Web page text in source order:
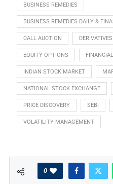
BUSINESS REMEDIES
BUSINESS REMEDIES DAILY &
CALL AUCTION
EQUITY OPTIONS
INDIAN STOCK MARKET
NATIONAL STOCK EXCHANGE
PRICE DISCOVERY SEBI
VOLATILITY MANAGEMENT
0